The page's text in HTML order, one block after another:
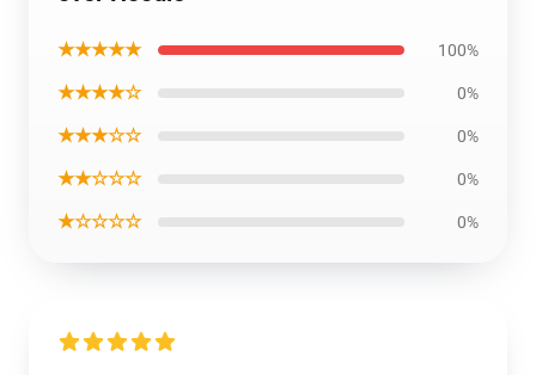
★★★★★ 100%
★★★★☆ 0%
★★★☆☆ 0%
★★☆☆☆ 0%
★☆☆☆☆ 0%